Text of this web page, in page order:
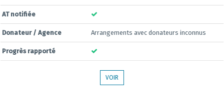
AT notifiée
Donateur / Agence Arrangements avec donateurs inconnus
Progrès rapporté
VOIR